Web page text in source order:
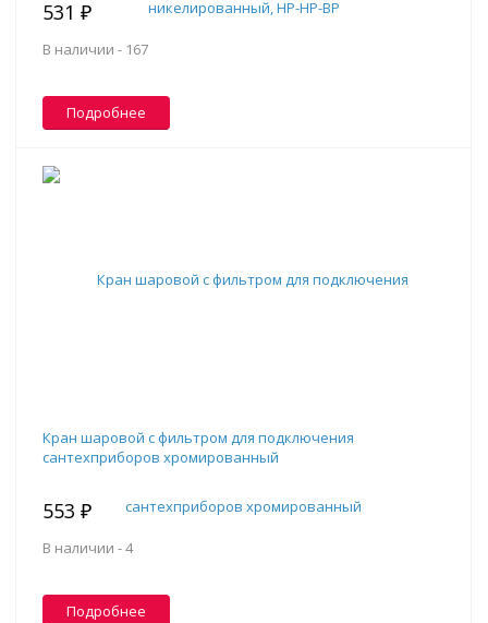
531 ₽
В наличии - 167
Подробнее
Кран шаровой с фильтром для подключения
сантехприборов хромированный
553 ₽
В наличии -4
Подробнее